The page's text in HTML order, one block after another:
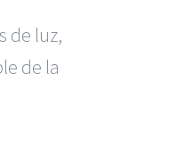
de luz,
de la